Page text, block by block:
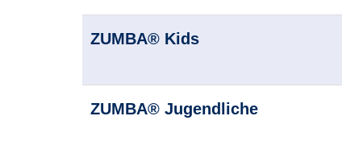
ZUMBA® Kids
ZUMBA® Jugendliche